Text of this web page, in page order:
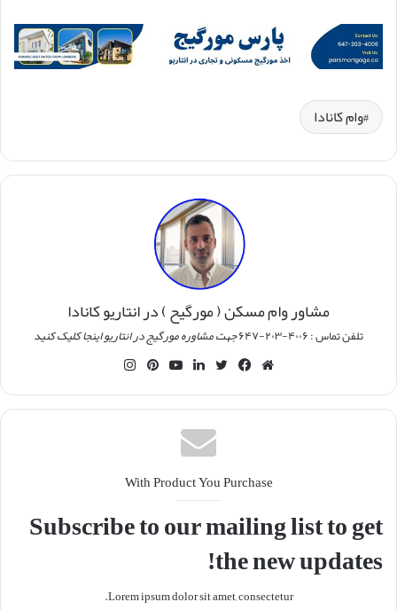
وام کانادا
مشاور وام مسکن ( مورگیح ) در انتاریو کانادا
تلفن تماس : ۴۰۰۶-۲۰۳-۶۴۷ جهت مشاوره مورگیج در انتاریو اینجا کلیک کنید
وبسایت
فیس توییترلینکدینیوتیوب‫پین‌ترست
With Product You Purchase
Subscribe to our mailing list to get
the new updates!
Lorem ipsum dolor sit amet, consectetur.